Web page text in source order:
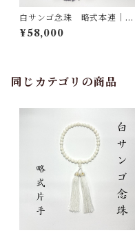
白サンゴ念珠 略式本連｜正
絹房薄紫 ot-006
¥58,000
同じカテゴリの商品